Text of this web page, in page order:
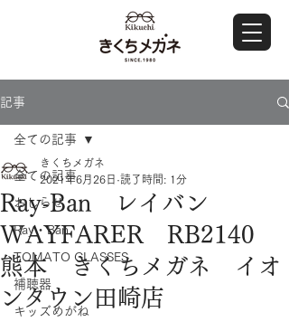
記事
全ての記事
おしらせ
Ray・Ban
TOMATO GLASSES
補聴器
キッズめがね
全ての記事
Ray-Ban レイバン
WAYFARER RB2140
熊本 きくちメガネ イオ
ンタウン田崎店
きくちメガネ
2021年6月26日 読了時間: 1分